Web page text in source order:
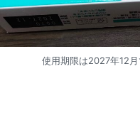
使用期限は2027年12月